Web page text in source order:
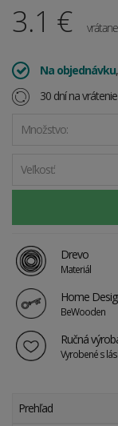
3.1 €
Na objednávku
30 dní na
Množstvo:
Veľkosť:
Drevo
Materiál
Home
BeWooden
Ručná
Vyrobené s
Prehľad